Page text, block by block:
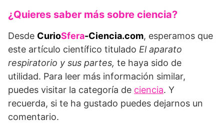
¿Quieres saber más sobre ciencia?
Desde CurioSfera-Ciencia.com, esperamos que
este artículo científico titulado El aparato
respiratorio y sus partes, te haya sido de
utilidad. Para leer más información similar,
puedes visitar la categoría de ciencia. Y
recuerda, si te ha gustado puedes dejarnos un
comentario.